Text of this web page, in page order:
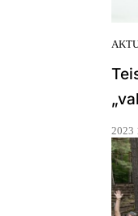
2023